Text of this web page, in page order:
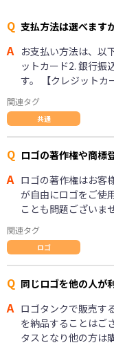
Q 支払方法は選べます
A お支払い方法は、以
ットカード2. 銀行振
す。 【クレジット
関連タグ
共通
Q ロゴの著作権や商標
A ロゴの著作権はお客
が自由にロゴをご使
ことも問題ございま
関連タグ
ロゴ
Q 同じロゴを他の人が
A ロゴタンクで販売す
を納品することはご
タスとなり他の方は